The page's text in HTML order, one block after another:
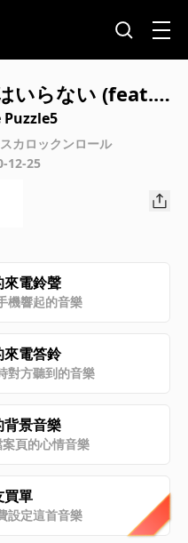
いらない (feat.
Puzzle5
カロックンロール
12-25
來電鈴聲
機響起的音樂
來電答鈴
對方聽到的音樂
背景音樂
頁的心情音樂
買單
設定這首音樂